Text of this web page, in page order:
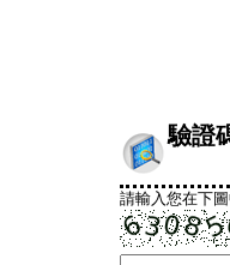
驗證
請輸入您在下